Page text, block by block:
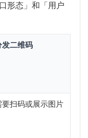
形态」和「用户
发二维码
要扫码或展示图片